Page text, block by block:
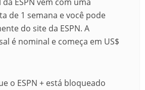
de 1 semana e você pode
do site da ESPN. A
é nominal e começa em US$
o ESPN + está bloqueado